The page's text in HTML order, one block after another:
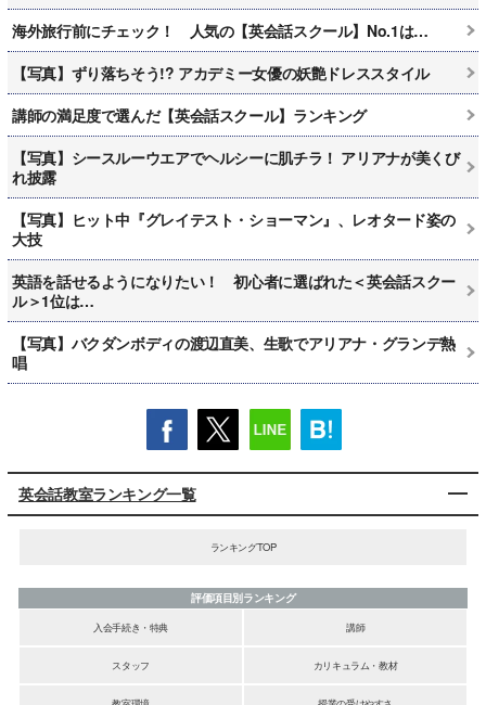
海外旅行前にチェック！ 人気の【英会話スクール】No.1は…
【写真】ずり落ちそう!? アカデミー女優の妖艶ドレススタイル
講師の満足度で選んだ【英会話スクール】ランキング
【写真】シースルーウエアでヘルシーに肌チラ！ アリアナが美くび
れ披露
【写真】ヒット中『グレイテスト・ショーマン』、レオタード姿の
大技
英語を話せるようになりたい！ 初心者に選ばれた＜英会話スクー
ル＞1位は…
【写真】バクダンボディの渡辺直美、生歌でアリアナ・グランデ熱
唱
英会話教室ランキング一覧
ランキングTOP
評価項目別ランキング
入会手続き・特典
講師
スタッフ カリキュラム・教材